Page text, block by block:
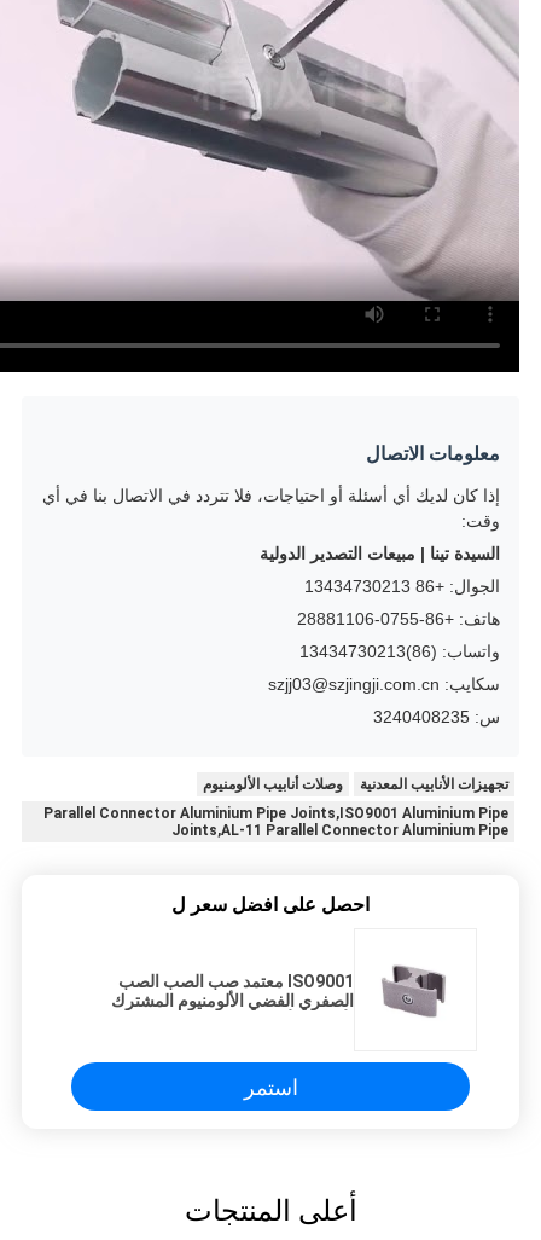
معلومات الاتصال
إذا كان لديك أي أسئلة أو احتياجات، فلا تتردد في الاتصال بنا في أي
وقت:
السيدة تينا | مبيعات التصدير الدولية
الجوال: +86 13434730213
هاتف: +86-0755-28881106
واتساب: (86)13434730213
سكايب: szjj03@szjingji.com.cn
س: 3240408235
تجهيزات الأنابيب المعدنية
وصلات أنابيب الألومنيوم
Parallel Connector Aluminium Pipe Joints,ISO9001 Aluminium Pipe
Joints,AL-11 Parallel Connector Aluminium Pipe
احصل على افضل سعر ل
ISO9001 معتمد صب الصب الصب
الصفري الفضي الألومنيوم المشترك
استمر
أعلى المنتجات